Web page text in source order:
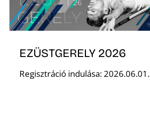
EZÜSTGERELY 2026
Regisztráció indulása: 2026.06.01.